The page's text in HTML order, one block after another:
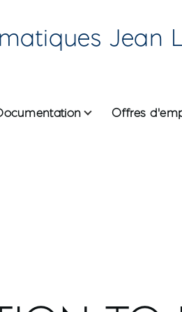
Jean
Offres